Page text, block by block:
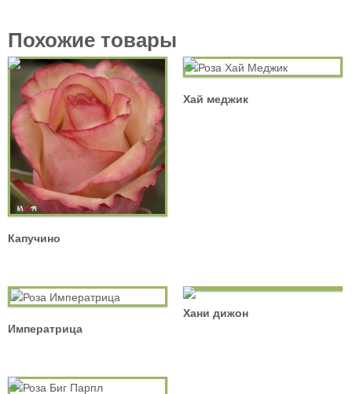
Похожие товары
Капучино
Хай меджик
Императрица
Хани дижон